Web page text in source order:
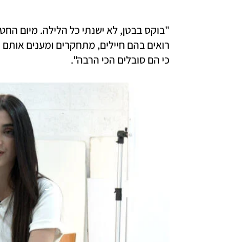
כי הם סובלים הכי הרבה".